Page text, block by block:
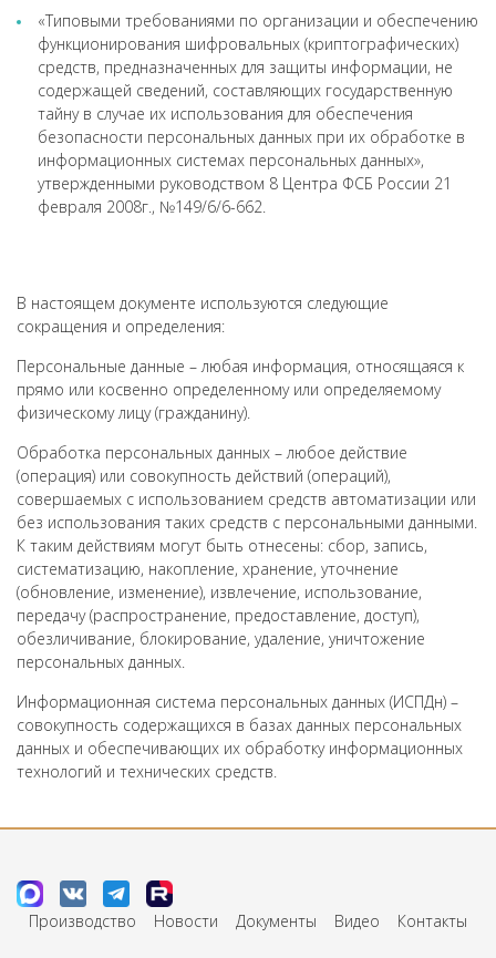
«Типовыми требованиями по организации и обеспечению
функционирования шифровальных (криптографических)
средств, предназначенных для защиты информации, не
содержащей сведений, составляющих государственную
тайну в случае их использования для обеспечения
безопасности персональных данных при их обработке в
информационных системах персональных данных»,
утвержденными руководством 8 Центра ФСБ России 21
февраля 2008г., №149/6/6-662.
В настоящем документе используются следующие
сокращения и определения:
Персональные данные – любая информация, относящаяся к
прямо или косвенно определенному или определяемому
физическому лицу (гражданину).
Обработка персональных данных – любое действие
(операция) или совокупность действий (операций),
совершаемых с использованием средств автоматизации или
без использования таких средств с персональными данными.
К таким действиям могут быть отнесены: сбор, запись,
систематизацию, накопление, хранение, уточнение
(обновление, изменение), извлечение, использование,
передачу (распространение, предоставление, доступ),
обезличивание, блокирование, удаление, уничтожение
персональных данных.
Информационная система персональных данных (ИСПДн) –
совокупность содержащихся в базах данных персональных
данных и обеспечивающих их обработку информационных
технологий и технических средств.
Производство Новости Документы Видео Контакты